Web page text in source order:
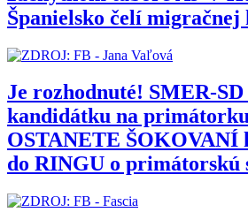
Španielsko čelí migračnej
Je rozhodnuté! SMER-
kandidátku na
OSTANETE ŠOKOVANÍ
do RINGU o primátorskú